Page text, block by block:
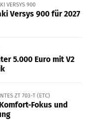
VERSYS 900
Versys 900 für 2027
5.000 Euro mit V2
ZT 703-T (ETC)
Fokus und